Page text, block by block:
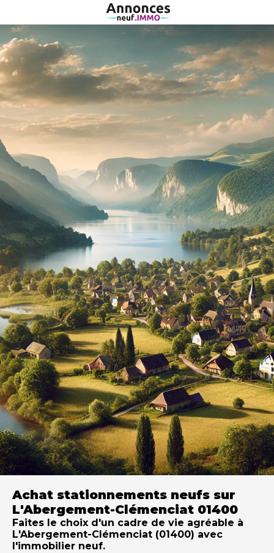
Achat stationnements neufs sur
L'Abergement-Clémenciat 01400
Faites le choix d'un cadre de vie agréable à
L'Abergement-Clémenciat (01400) avec
l'immobilier neuf.